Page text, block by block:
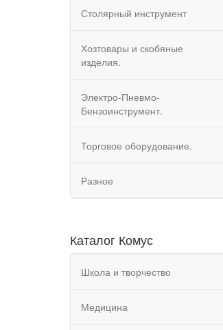
Столярный инструмент
Хозтовары и скобяные
изделия.
Электро-Пневмо-
Бензоинструмент.
Торговое оборудование.
Разное
Каталог Комус
Школа и творчество
Медицина